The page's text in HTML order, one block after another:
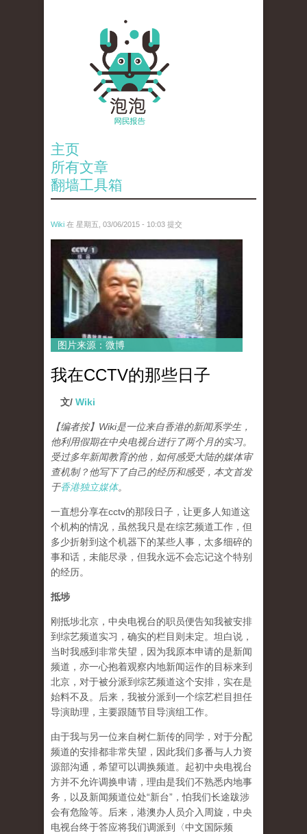
主页
所有文章
翻墙工具箱
Wiki 在 星期五, 03/06/2015 - 10:03 提交
ai_wei_wei_.jpg
图片来源：微博
我在CCTV的那些日子
文/ Wiki
【编者按】Wiki是一位来自香港的新闻系学生，
他利用假期在中央电视台进行了两个月的实习。
受过多年新闻教育的他，如何感受大陆的媒体审
查机制？他写下了自己的经历和感受，本文首发
于香港独立媒体。
一直想分享在cctv的那段日子，让更多人知道这
个机构的情况，虽然我只是在综艺频道工作，但
多少折射到这个机器下的某些人事，太多细碎的
事和话，未能尽录，但我永远不会忘记这个特别
的经历。
抵埗
刚抵埗北京，中央电视台的职员便告知我被安排
到综艺频道实习，确实的栏目则未定。坦白说，
当时我感到非常失望，因为我原本申请的是新闻
频道，亦一心抱着观察内地新闻运作的目标来到
北京，对于被分派到综艺频道这个安排，实在是
始料不及。后来，我被分派到一个综艺栏目担任
导演助理，主要跟随节目导演组工作。
由于我与另一位来自树仁新传的同学，对于分配
频道的安排都非常失望，因此我们多番与人力资
源部沟通，希望可以调换频道。起初中央电视台
方并不允许调换申请，理由是我们不熟悉内地事
务，以及新闻频道位处“新台”，怕我们长途跋涉
会有危险等。后来，港澳办人员介入周旋，中央
电视台终于答应将我们调派到〈中文国际频